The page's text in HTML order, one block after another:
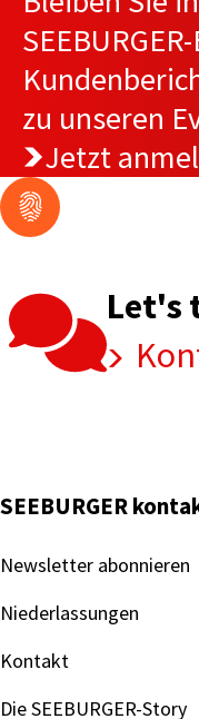
zu unseren
Jetzt
Let's
SEEBURGER
Newsletter abonnieren
Niederlassungen
Kontakt
Die SEEBURGER-Story